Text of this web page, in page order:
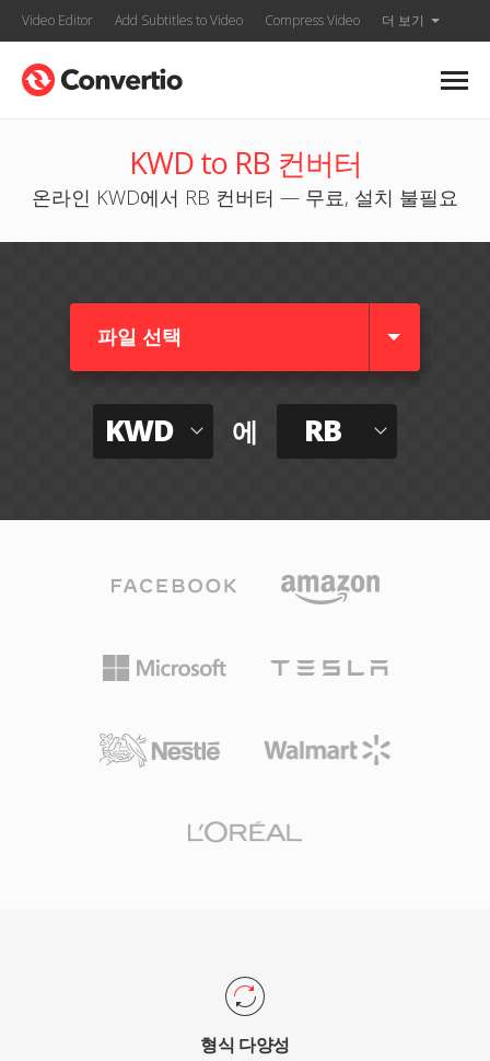
Video Editor Add Subtitles to Video Compress Video 더 보기
KWD to RB 컨버터
온라인 KWD에서 RB 컨버터 — 무료, 설치 불필요
파일 선택
KWD 에 RB
형식 다양성